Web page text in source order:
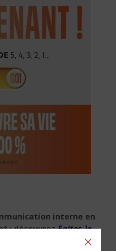
interne en
: découvrezFaites-le